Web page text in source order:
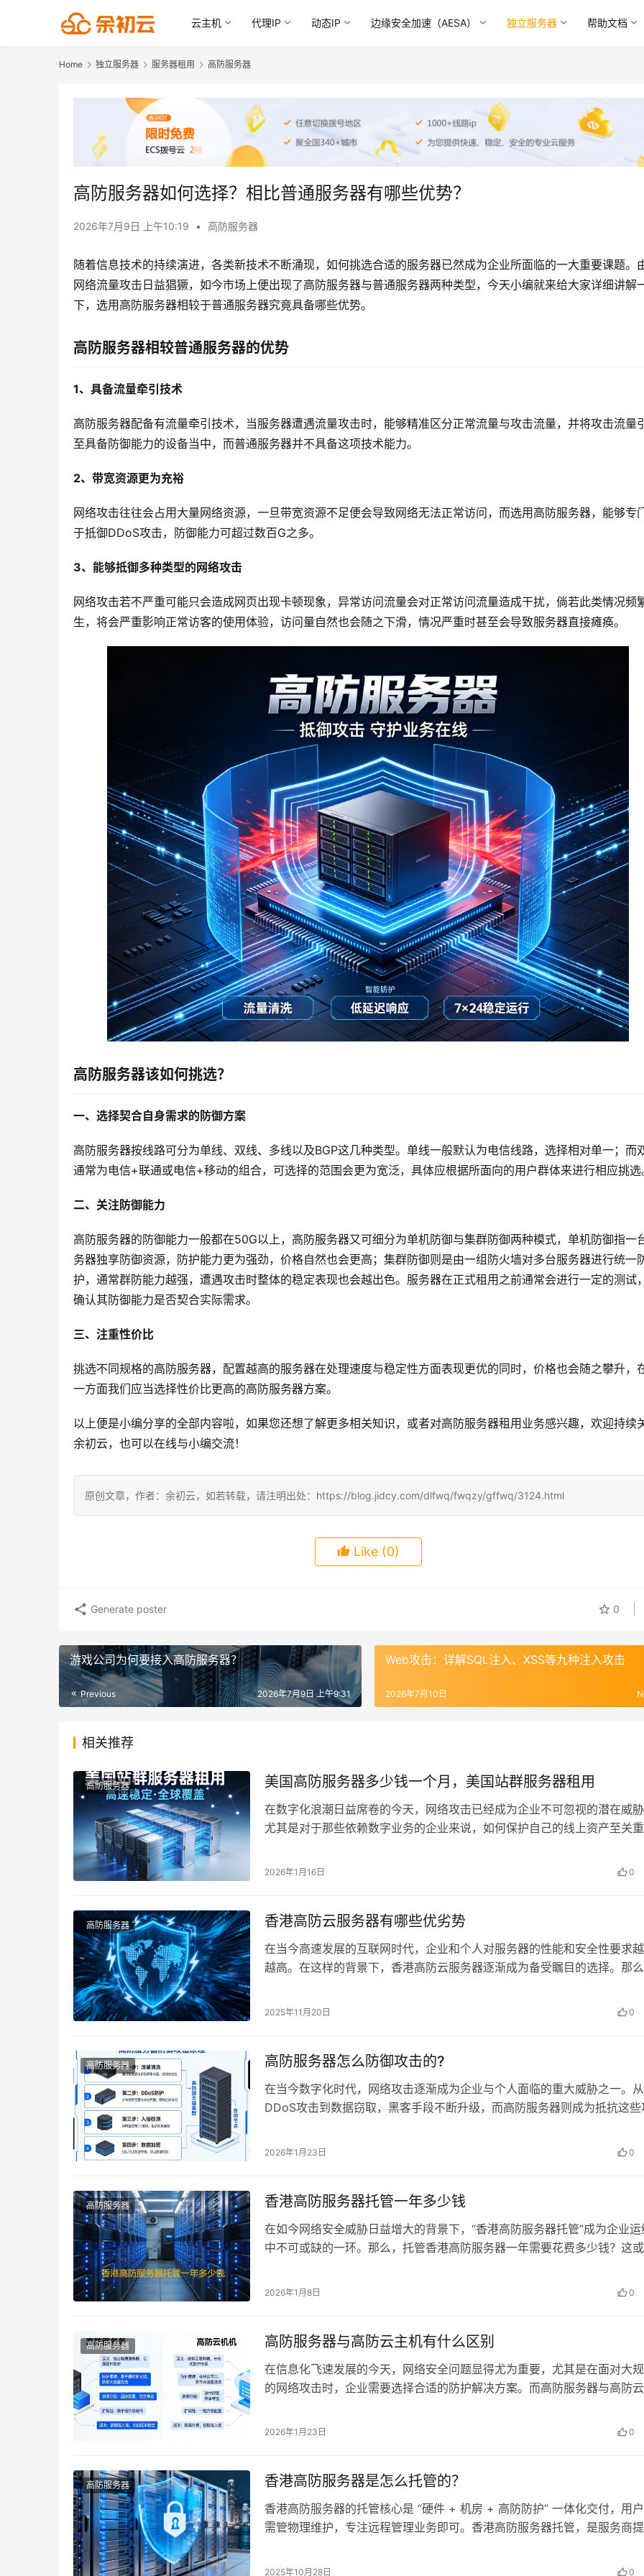
云主机 代理IP 动态IP 边缘安全加速（AESA） 独立服务器 帮助文档
Home 独立服务器 服务器租用 高防服务器
高防服务器如何选择？相比普通服务器有哪些优势？
2026年7月9日 上午10:19 • 高防服务器
随着信息技术的持续演进，各类新技术不断涌现，如何挑选合适的服务器已然成为企业所面临的一大重要课题。
网络流量攻击日益猖獗，如今市场上便出现了高防服务器与普通服务器两种类型，今天小编就来给大家详细讲解
下，选用高防服务器相较于普通服务器究竟具备哪些优势。
高防服务器相较普通服务器的优势
1、具备流量牵引技术
高防服务器配备有流量牵引技术，当服务器遭遇流量攻击时，能够精准区分正常流量与攻击流量，并将攻击流量
至具备防御能力的设备当中，而普通服务器并不具备这项技术能力。
2、带宽资源更为充裕
网络攻击往往会占用大量网络资源，一旦带宽资源不足便会导致网络无法正常访问，而选用高防服务器，能够专
于抵御DDoS攻击，防御能力可超过数百G之多。
3、能够抵御多种类型的网络攻击
网络攻击若不严重可能只会造成网页出现卡顿现象，异常访问流量会对正常访问流量造成干扰，倘若此类情况频
生，将会严重影响正常访客的使用体验，访问量自然也会随之下滑，情况严重时甚至会导致服务器直接瘫痪。
高防服务器该如何挑选？
一、选择契合自身需求的防御方案
高防服务器按线路可分为单线、双线、多线以及BGP这几种类型。单线一般默认为电信线路，选择相对单一；而
通常为电信+联通或电信+移动的组合，可选择的范围会更为宽泛，具体应根据所面向的用户群体来进行相应挑选
二、关注防御能力
高防服务器的防御能力一般都在50G以上，高防服务器又可细分为单机防御与集群防御两种模式，单机防御指一
务器独享防御资源，防护能力更为强劲，价格自然也会更高；集群防御则是由一组防火墙对多台服务器进行统一
护，通常群防能力越强，遭遇攻击时整体的稳定表现也会越出色。服务器在正式租用之前通常会进行一定的测试
确认其防御能力是否契合实际需求。
三、注重性价比
挑选不同规格的高防服务器，配置越高的服务器在处理速度与稳定性方面表现更优的同时，价格也会随之攀升，
一方面我们应当选择性价比更高的高防服务器方案。
以上便是小编分享的全部内容啦，如果您还想了解更多相关知识，或者对高防服务器租用业务感兴趣，欢迎持续
余初云，也可以在线与小编交流！
原创文章，作者：余初云，如若转载，请注明出处：https://blog.jidcy.com/dlfwq/fwqzy/gffwq/3124.html
Like (0)
0
Generate poster
游戏公司为何要接入高防服务器？
Previous 2026年7月9日 上午9:31
Web攻击：详解SQL注入、XSS等九种注入攻击
2026年7月10日
相关推荐
高防服务器 美国高防服务器多少钱一个月，美国站群服务器租用
在数字化浪潮日益席卷的今天，网络攻击已经成为企业不可忽视的潜在威
尤其是对于那些依赖数字业务的企业来说，如何保护自己的线上资产至关重
2026年1月16日 0
高防服务器 香港高防云服务器有哪些优劣势
在当今高速发展的互联网时代，企业和个人对服务器的性能和安全性要求
越高。在这样的背景下，香港高防云服务器逐渐成为备受瞩目的选择。那
2025年11月20日 0
高防服务器 高防服务器怎么防御攻击的?
在当今数字化时代，网络攻击逐渐成为企业与个人面临的重大威胁之一。从
DDoS攻击到数据窃取，黑客手段不断升级，而高防服务器则成为抵抗这些
2026年1月23日 0
高防服务器 香港高防服务器托管一年多少钱
在如今网络安全威胁日益增大的背景下，“香港高防服务器托管”成为企业运
中不可或缺的一环。那么，托管香港高防服务器一年需要花费多少钱？这
2026年1月8日 0
高防服务器 高防服务器与高防云主机有什么区别
在信息化飞速发展的今天，网络安全问题显得尤为重要，尤其是在面对大
的网络攻击时，企业需要选择合适的防护解决方案。而高防服务器与高防
2026年1月23日 0
高防服务器 香港高防服务器是怎么托管的？
香港高防服务器的托管核心是 “硬件 + 机房 + 高防防护” 一体化交付，用
需管物理维护，专注远程管理业务即可。香港高防服务器托管，是服务商
2025年10月28日 0